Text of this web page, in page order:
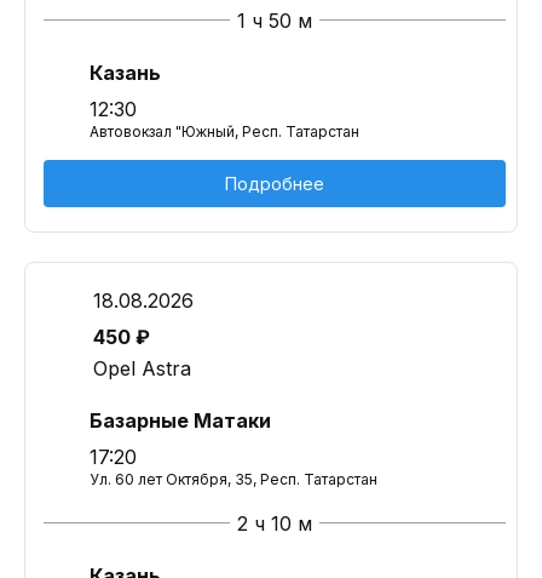
1 ч 50 м
Казань
12:30
Автовокзал "Южный, Респ. Татарстан
Подробнее
18.08.2026
450 ₽
Opel Astra
Базарные Матаки
17:20
Ул. 60 лет Октября, 35, Респ. Татарстан
2 ч 10 м